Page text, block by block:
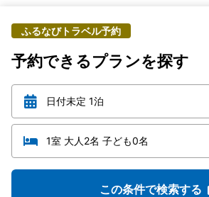
ふるなびトラベル予約
予約できるプランを探す
日付未定 1泊
1室 大人2名 子ども0名
この条件で検索する